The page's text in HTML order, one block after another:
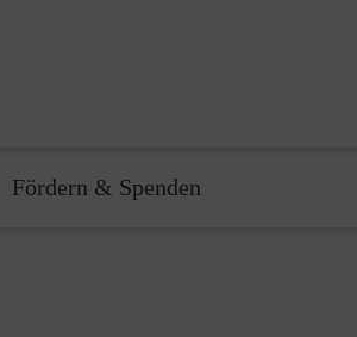
Fördern & Spenden